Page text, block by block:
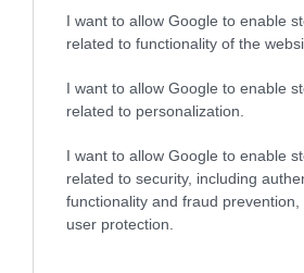
I want to allow Google to enable
related to functionality of the
I want to allow Google to enable
related to personalization.
I want to allow Google to enable
related to security, including
functionality and fraud
user protection.